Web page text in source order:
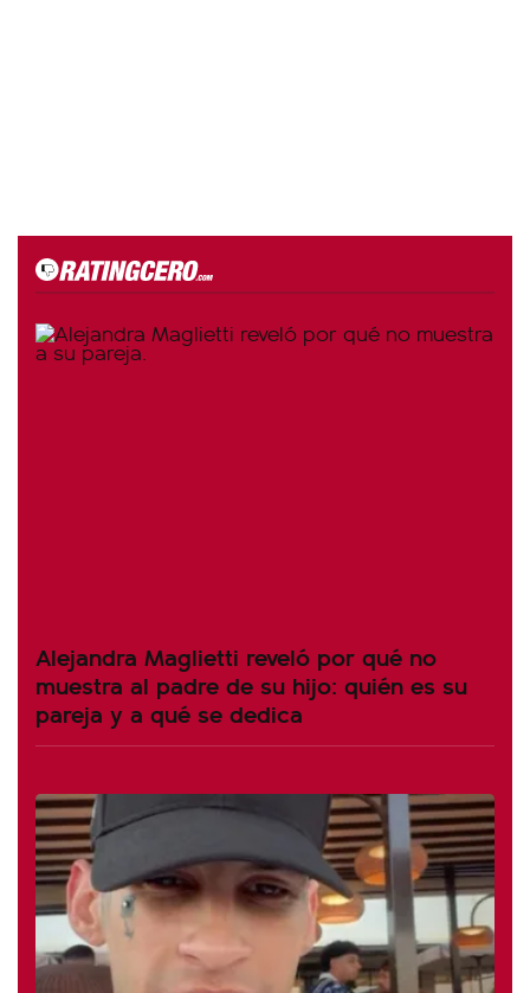
Alejandra Maglietti reveló por qué no
muestra al padre de su hijo: quién es su
pareja y a qué se dedica